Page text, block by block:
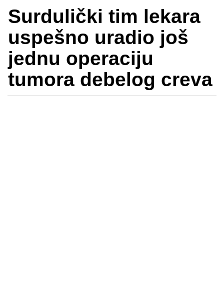
Surdulički tim lekara
uspešno uradio još
jednu operaciju
tumora debelog creva